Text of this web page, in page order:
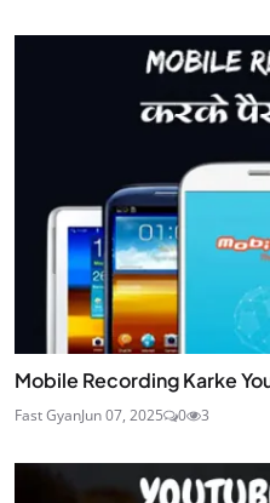
Mobile Recording Karke
Fast GyanJun 07, 2025 0 3